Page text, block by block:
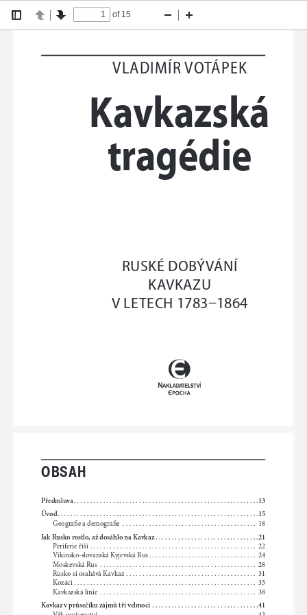
Přepni
boční
Předchozí
Další
of 15
Zmenšit
VLADIMÍR VOTÁPEK
RUSKÉ DOBÝVÁNÍ
KAVKAZU
V LETECH 1783–1864
Kavkazská
tragédie
OBSAH
Předmluva  . . . . . . . . . . . . . . . . . . . . . . . . . . . . . . . . . . . . . . . . . . . . . . . . . . . . . . . . .13
Úvod
  . . . . . . . . . . . . . . . . . . . . . . . . . . . . . . . . . . . . . . . . . . . . . . . . . . . . . . . . . . . . . .
15
Geografie a demografie
18
Jak Rusko rostlo, až dosáhlo na Kavkaz  . . . . . . . . . . . . . . . . . . . . . . . . . . . . . . . .21
Periferie říší
22
Vikinsko -slovanská Kyjevská Rus .................................
24
Moskevská Rus
28
Rusko si osahává Kavkaz
31
Kozáci
35
Kavkazská linie
38
Kavkaz v průsečíku zájmů tří velmocí
  . . . . . . . . . . . . . . . . . . . . . . . . . . . . . . . . .
41
Věk osvícenství
43